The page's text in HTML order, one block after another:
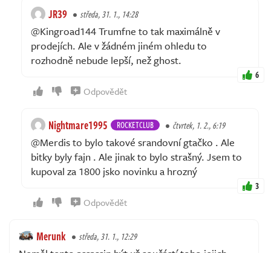
JR39 středa, 31. 1., 14:28
@Kingroad144 Trumfne to tak maximálně v
prodejích. Ale v žádném jiném ohledu to
rozhodně nebude lepší, než ghost.
6
Odpovědět
Nightmare1995 ROCKETCLUB čtvrtek, 1. 2., 6:19
@Merdis to bylo takové srandovní gtačko . Ale
bitky byly fajn . Ale jinak to bylo strašný. Jsem to
kupoval za 1800 jsko novinku a hrozný
3
Odpovědět
Merunk středa, 31. 1., 12:29